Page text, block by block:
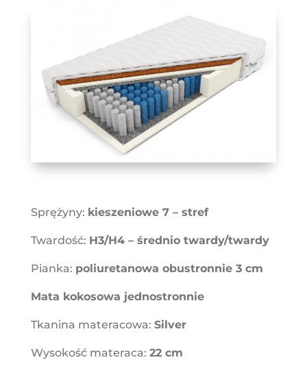
Sprężyny: kieszeniowe 7 – stref
Twardość: H3/H4 – średnio twardy/twardy
Pianka: poliuretanowa obustronnie 3 cm
Mata kokosowa jednostronnie
Tkanina materacowa: Silver
Wysokość materaca: 22 cm